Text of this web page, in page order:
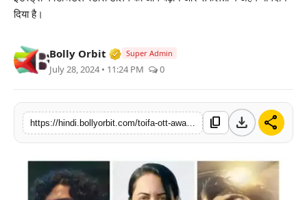
लाइफस्टाइल
म्यूजिक
इंफोटेनमेंट
डिजिटल
दिया है।
Bolly Orbit Verified Media or Organization • 25
Super Admin
July 28, 2024 • 11:24 PM 0
content_copy download share